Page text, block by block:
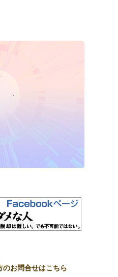
のお問合せはこちら